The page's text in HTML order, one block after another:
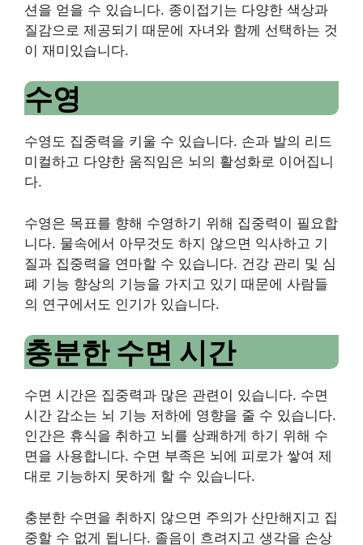
션을 얻을 수 있습니다. 종이접기는 다양한 색상과
질감으로 제공되기 때문에 자녀와 함께 선택하는 것
이 재미있습니다.
수영
수영도 집중력을 키울 수 있습니다. 손과 발의 리드
미컬하고 다양한 움직임은 뇌의 활성화로 이어집니
다.
수영은 목표를 향해 수영하기 위해 집중력이 필요합
니다. 물속에서 아무것도 하지 않으면 익사하고 기
질과 집중력을 연마할 수 있습니다. 건강 관리 및 심
폐 기능 향상의 기능을 가지고 있기 때문에 사람들
의 연구에서도 인기가 있습니다.
충분한 수면 시간
수면 시간은 집중력과 많은 관련이 있습니다. 수면
시간 감소는 뇌 기능 저하에 영향을 줄 수 있습니다.
인간은 휴식을 취하고 뇌를 상쾌하게 하기 위해 수
면을 사용합니다. 수면 부족은 뇌에 피로가 쌓여 제
대로 기능하지 못하게 할 수 있습니다.
충분한 수면을 취하지 않으면 주의가 산만해지고 집
중할 수 없게 됩니다. 졸음이 흐려지고 생각을 손상